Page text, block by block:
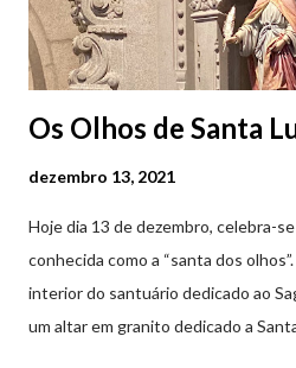
Os Olhos de Santa
dezembro 13, 2021
Hoje dia 13 de dezembro, celebra-
conhecida como a “santa dos
interior do santuário dedicado ao
um altar em granito dedicado a